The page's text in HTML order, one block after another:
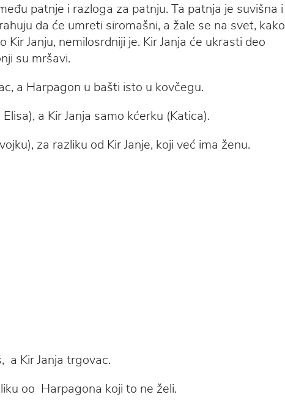
patnje i razloga za patnju. Ta patnja je suvišna i
da će umreti siromašni, a žale se na svet, kako
Kir Janju, nemilosrdniji je. Kir Janja će ukrasti deo
su mršavi.
a Harpagon u bašti isto u kovčegu.
a Kir Janja samo kćerku (Katica).
za razliku od Kir Janje, koji već ima ženu.
a Kir Janja trgovac.
oo Harpagona koji to ne želi.